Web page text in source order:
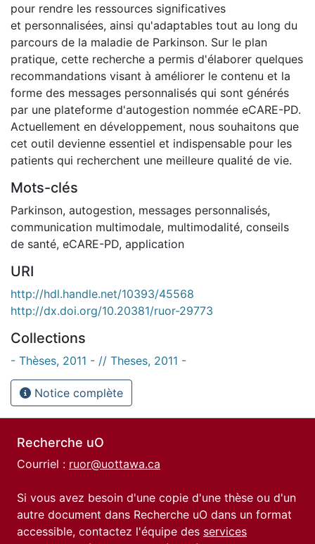
pour rendre les ressources significatives
et personnalisées, ainsi qu'adaptables tout au long du
parcours de la maladie de Parkinson. Sur le plan
pratique, cette recherche a permis d'élaborer quelques
recommandations visant à améliorer le contenu et la
forme des messages personnalisés qui sont générés
par une plateforme d'autogestion nommée eCARE-PD.
Actuellement en développement, nous souhaitons que
cet outil devienne essentiel et indispensable pour les
patients qui recherchent une meilleure qualité de vie.
Mots-clés
Parkinson, autogestion, messages personnalisés,
communication multimodale, multimodalité, conseils
de santé, eCARE-PD, application
URI
http://hdl.handle.net/10393/45568
http://dx.doi.org/10.20381/ruor-29773
Collections
- Thèses, 2011 - // Theses, 2011 -
Notice complète
Recherche uO
Courriel : ruor@uottawa.ca
Si vous avez besoin d'une copie d'une thèse ou d'un
autre document dans Recherche uO dans un format
accessible, contactez l'équipe des services